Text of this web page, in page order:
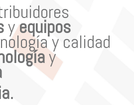
yequipos
y calidad
y
.